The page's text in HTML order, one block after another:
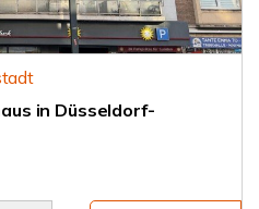
in Düsseldorf-